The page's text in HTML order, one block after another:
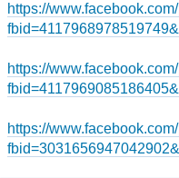
https://
https://
https://